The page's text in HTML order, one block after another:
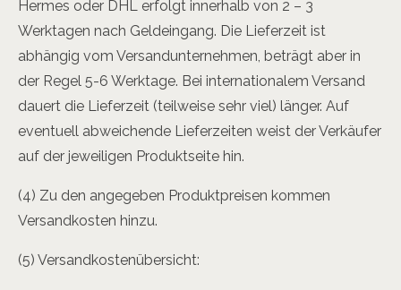
Hermes oder DHL erfolgt innerhalb von 2 – 3
Werktagen nach Geldeingang. Die Lieferzeit ist
abhängig vom Versandunternehmen, beträgt aber in
der Regel 5-6 Werktage. Bei internationalem Versand
dauert die Lieferzeit (teilweise sehr viel) länger. Auf
eventuell abweichende Lieferzeiten weist der Verkäufer
auf der jeweiligen Produktseite hin.
(4) Zu den angegeben Produktpreisen kommen
Versandkosten hinzu.
(5) Versandkostenübersicht: